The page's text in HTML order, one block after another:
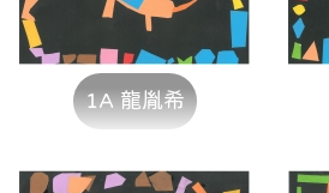
1A 龍胤希